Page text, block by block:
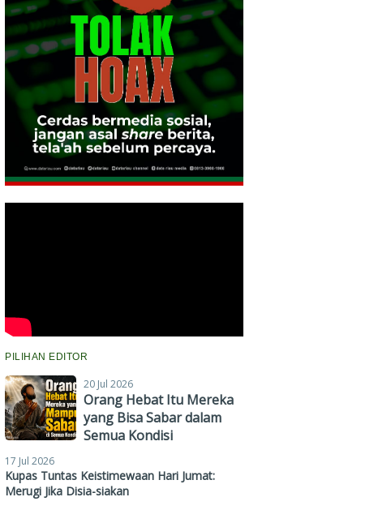
PILIHAN EDITOR
20 Jul 2026
Orang Hebat Itu Mereka
yang Bisa Sabar dalam
Semua Kondisi
17 Jul 2026
Kupas Tuntas Keistimewaan Hari Jumat:
Merugi Jika Disia-siakan